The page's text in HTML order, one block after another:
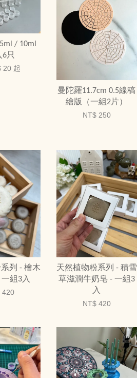
/ 10ml
6只
20 起
曼陀羅11.7cm 0.5線稿
繪版（一組2片）
NT$ 250
列 - 檜木
組3入
420
天然植物粉系列 - 積雪
草滋潤牛奶皂 - 一組3
入
NT$ 420